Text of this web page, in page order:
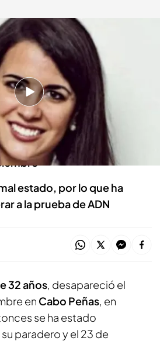
Cabo Peñas son de Sandra Bermejo
el 8 de noviembre de
restos humanos en la zona el
estado, por lo que ha
a la prueba de ADN
32 años, desapareció el
en Cabo Peñas, en
se ha estado
paradero y el 23 de